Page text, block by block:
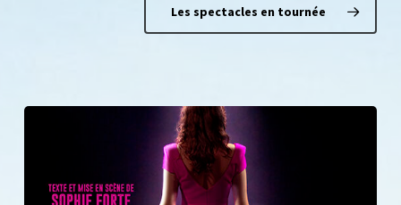
Les spectacles en tournée